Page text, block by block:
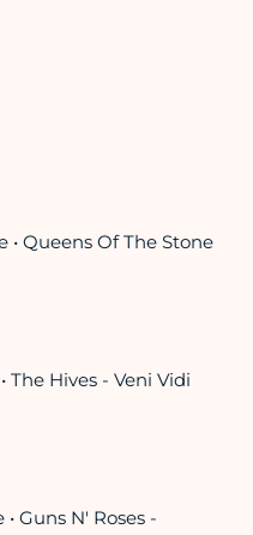
Queens Of The Stone
The Hives - Veni Vidi
Guns N' Roses -